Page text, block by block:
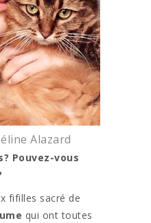
Alazard
Pouvez-vous
fifilles sacré de
qui ont toutes